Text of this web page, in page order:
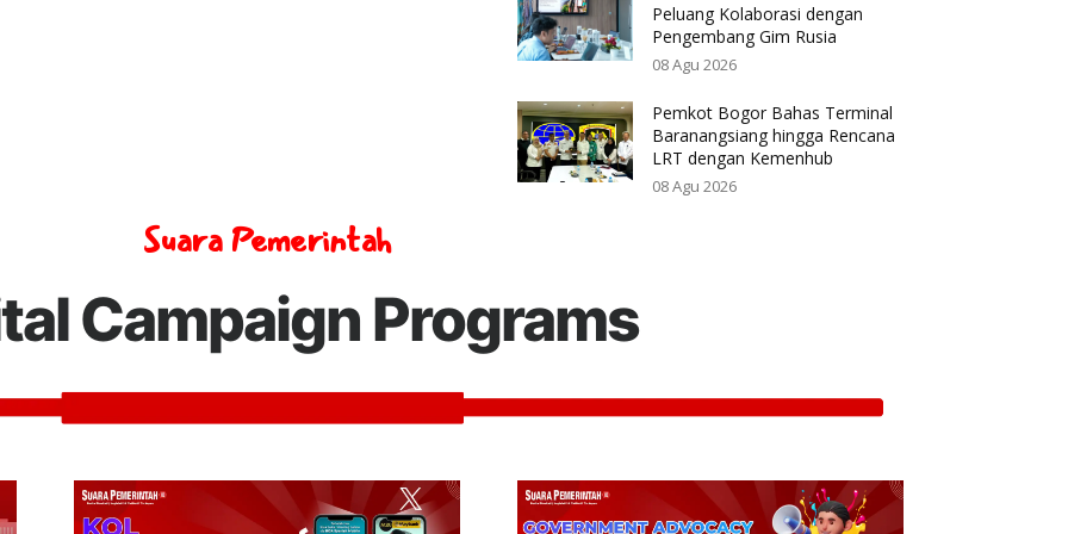
Peluang Kolaborasi dengan
Pengembang Gim Rusia
08 Agu 2026
Pemkot Bogor Bahas Terminal
Baranangsiang hingga Rencana
LRT dengan Kemenhub
08 Agu 2026
Suara Pemerintah
Campaign Programs